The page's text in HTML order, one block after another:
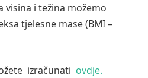
visina i težina možemo
tjelesne mase (BMI –
izračunati ovdje.